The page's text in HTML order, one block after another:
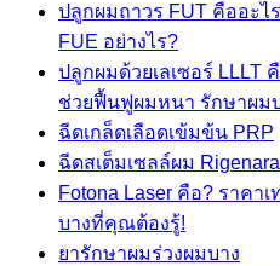
ปลูกผมถาวร FUT คืออะไ
FUE อย่างไร?
ปลูกผมด้วยเลเซอร์ LLLT
ช่วยฟื้นฟูผมหนา รักษาผม
ฉีดเกล็ดเลือดเข้มข้น PRP
ฉีดสเต็มเซลล์ผม
Fotona Laser คือ? ราคา
บางที่คุณต้องรู้!
ยารักษาผมร่วงผมบาง